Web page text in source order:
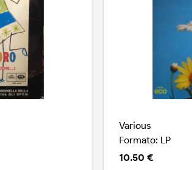
Various
Formato: LP
10.50 €